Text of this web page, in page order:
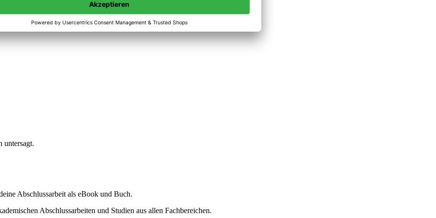
untersagt.
Abschlussarbeit als eBook und Buch.
Abschlussarbeiten und Studien aus allen Fachbereichen.